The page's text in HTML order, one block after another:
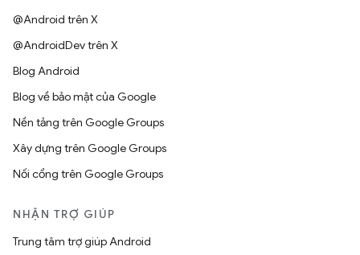
@Android trên X
@AndroidDev trên X
Blog Android
Blog về bảo mật của Google
Nền tảng trên Google Groups
Xây dựng trên Google Groups
Nối cổng trên Google Groups
NHẬN TRỢ GIÚP
Trung tâm trợ giúp Android